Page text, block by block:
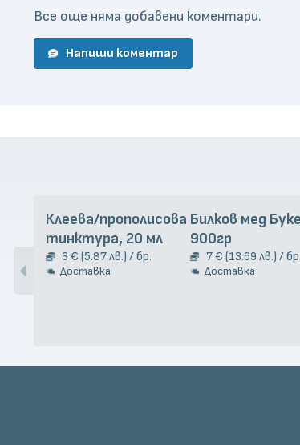
Все още няма добавени коментари.
Напиши коментар
Клеева/прополисова
тинктура, 20 мл
3 € (5.87 лв.) / бр.
Доставка
Билков мед
900гр
7 € (13.69 лв.) / бр.
Доставка